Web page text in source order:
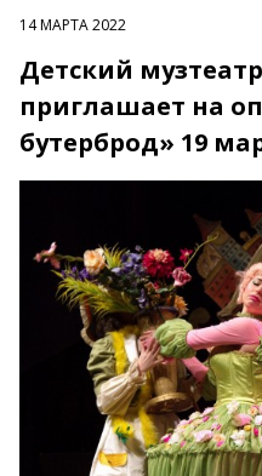
14 МАРТА 2022
Детский
приглашает на
бутерброд» 19